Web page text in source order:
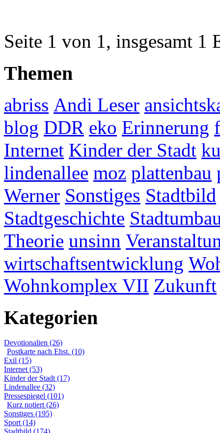
Seite 1 von 1, insgesamt 1
Themen
abriss Andi Leser
blog DDR eko Erinnerung
Internet Kinder der Stadt
lindenallee moz plattenbau
Werner Sonstiges Stadtbild
Stadtgeschichte
Theorie unsinn
wirtschaftsentwicklung
Wohnkomplex VII Zukunft
Kategorien
Devotionalien (26)
Postkarte nach Ehst. (10)
Exil (15)
Internet (53)
Kinder der Stadt (17)
Lindenallee (32)
Pressespiegel (101)
Kurz notiert (26)
Sonstiges (195)
Sport (14)
Stadtbild (174)